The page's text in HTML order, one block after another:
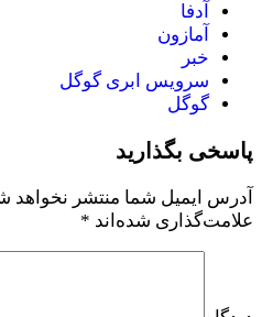
آدفا
آمازون
خبر
سرویس ابری گوگل
گوگل
پاسخی بگذارید
آدرس ایمیل شما منتشر نخواهد
علامت‌گذاری شده‌اند *